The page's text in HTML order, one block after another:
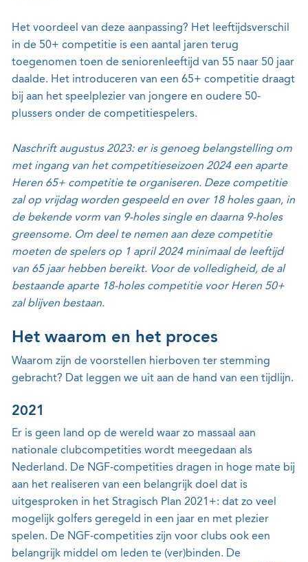
Het voordeel van deze aanpassing? Het leeftijdsverschil
in de 50+ competitie is een aantal jaren terug
toegenomen toen de seniorenleeftijd van 55 naar 50 jaar
daalde. Het introduceren van een 65+ competitie draagt
bij aan het speelplezier van jongere en oudere 50-
plussers onder de competitiespelers.
Naschrift augustus 2023: er is genoeg belangstelling om
met ingang van het competitieseizoen 2024 een aparte
Heren 65+ competitie te organiseren. Deze competitie
zal op vrijdag worden gespeeld en over 18 holes gaan, in
de bekende vorm van 9-holes single en daarna 9-holes
greensome. Om deel te nemen aan deze competitie
moeten de spelers op 1 april 2024 minimaal de leeftijd
van 65 jaar hebben bereikt. Voor de volledigheid, de al
bestaande aparte 18-holes competitie voor Heren 50+
zal blijven bestaan.
Het waarom en het proces
Waarom zijn de voorstellen hierboven ter stemming
gebracht? Dat leggen we uit aan de hand van een tijdlijn.
2021
Er is geen land op de wereld waar zo massaal aan
nationale clubcompetities wordt meegedaan als
Nederland. De NGF-competities dragen in hoge mate bij
aan het realiseren van een belangrijk doel dat is
uitgesproken in het Stragisch Plan 2021+: dat zo veel
mogelijk golfers geregeld in een jaar en met plezier
spelen. De NGF-competities zijn voor clubs ook een
belangrijk middel om leden te (ver)binden. De